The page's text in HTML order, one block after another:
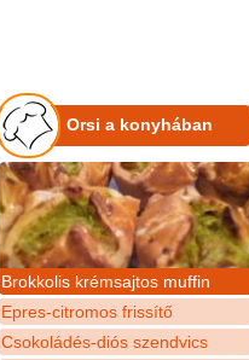
Orsi a konyhában
Brokkolis krémsajtos muffin
Epres-citromos frissítő
Csokoládés-diós szendvics